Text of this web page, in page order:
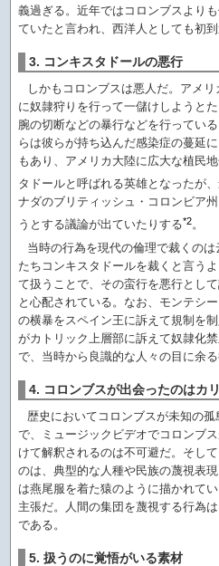
義過ぎる。近年ではコロンブスより
ていたと言われ、西洋人としても初到
3. コンキスタドールの悪行
しかもコロンブスは悪人だ。アメ
に奴隷狩りを行って一儲けしようと
腕の切断などの暴行などを行ってい
らは彼らが持ち込んだ感染症の蔓延
もあり、アメリカ大陸に広大な植民
タドールと呼ばれる英雄となったが
ナダのブリティッシュ・コロンビア
うとする議論が出ていたりする*2。
当時の行為を現代の倫理で裁くの
たちコンキスタドールを裁くと言う
て扱うことで、その蛮行を悪行とし
と心配されている。なお、モンテシ
の横暴をスペイン王に訴えて規制を
がカトリック上層部に訴えて奴隷化
で、当時から良識的な人々の目に余る
4. コロンブスが出会ったのはカ
歴史においてコロンブスが未知の
で、ミュージックビデオでコロンブ
けて解釈されるのは不可避だ。そし
のは、典型的な人種や民族の蔑視表
は燕尾服を着た猿のように描かれて
主張だ。人間の集団を蔑視する行為
である。
5. 扱うのに覚悟がいる素材